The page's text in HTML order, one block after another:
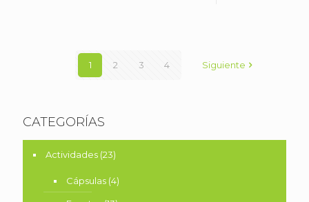
1 2 3 4 Siguiente
CATEGORÍAS
Actividades (23)
Cápsulas (4)